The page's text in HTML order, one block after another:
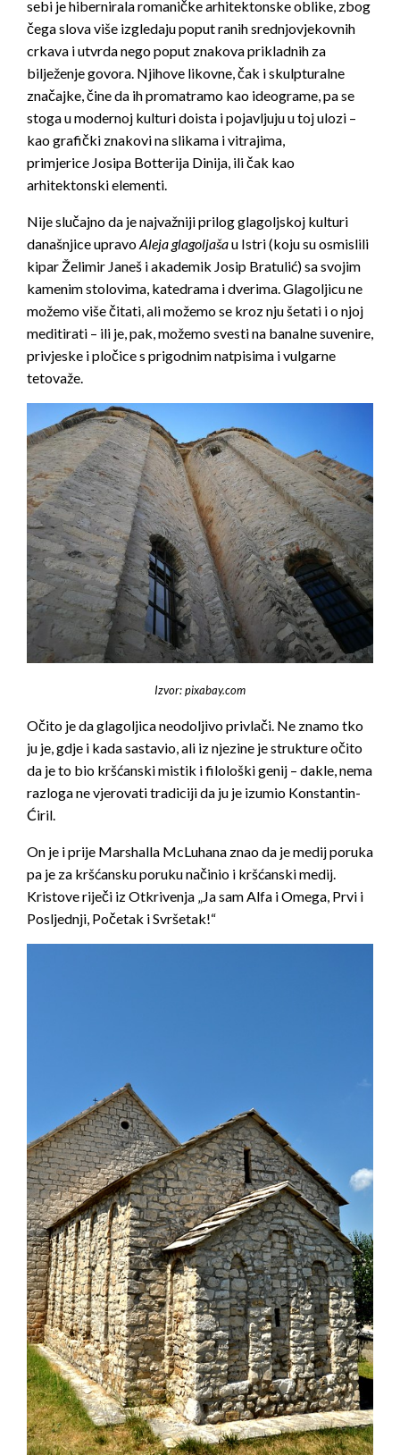
sebi je hibernirala romaničke arhitektonske oblike, zbog
čega slova više izgledaju poput ranih srednjovjekovnih
crkava i utvrda nego poput znakova prikladnih za
bilježenje govora. Njihove likovne, čak i skulpturalne
značajke, čine da ih promatramo kao ideograme, pa se
stoga u modernoj kulturi doista i pojavljuju u toj ulozi –
kao grafički znakovi na slikama i vitrajima,
primjerice Josipa Botterija Dinija, ili čak kao
arhitektonski elementi.
Nije slučajno da je najvažniji prilog glagoljskoj kulturi
današnjice upravoAleja glagoljašau Istri (koju su osmislili
kipar Želimir Janeš i akademik Josip Bratulić) sa svojim
kamenim stolovima, katedrama i dverima. Glagoljicu ne
možemo više čitati, ali možemo se kroz nju šetati i o njoj
meditirati – ili je, pak, možemo svesti na banalne suvenire,
privjeske i pločice s prigodnim natpisima i vulgarne
tetovaže.
Izvor: pixabay.com
Očito je da glagoljica neodoljivo privlači. Ne znamo tko
ju je, gdje i kada sastavio, ali iz njezine je strukture očito
da je to bio kršćanski mistik i filološki genij – dakle, nema
razloga ne vjerovati tradiciji da ju je izumio Konstantin-
Ćiril.
On je i prije Marshalla McLuhana znao da je medij poruka
pa je za kršćansku poruku načinio i kršćanski medij.
Kristove riječi iz Otkrivenja „Ja sam Alfa i Omega, Prvi i
Posljednji, Početak i Svršetak!“